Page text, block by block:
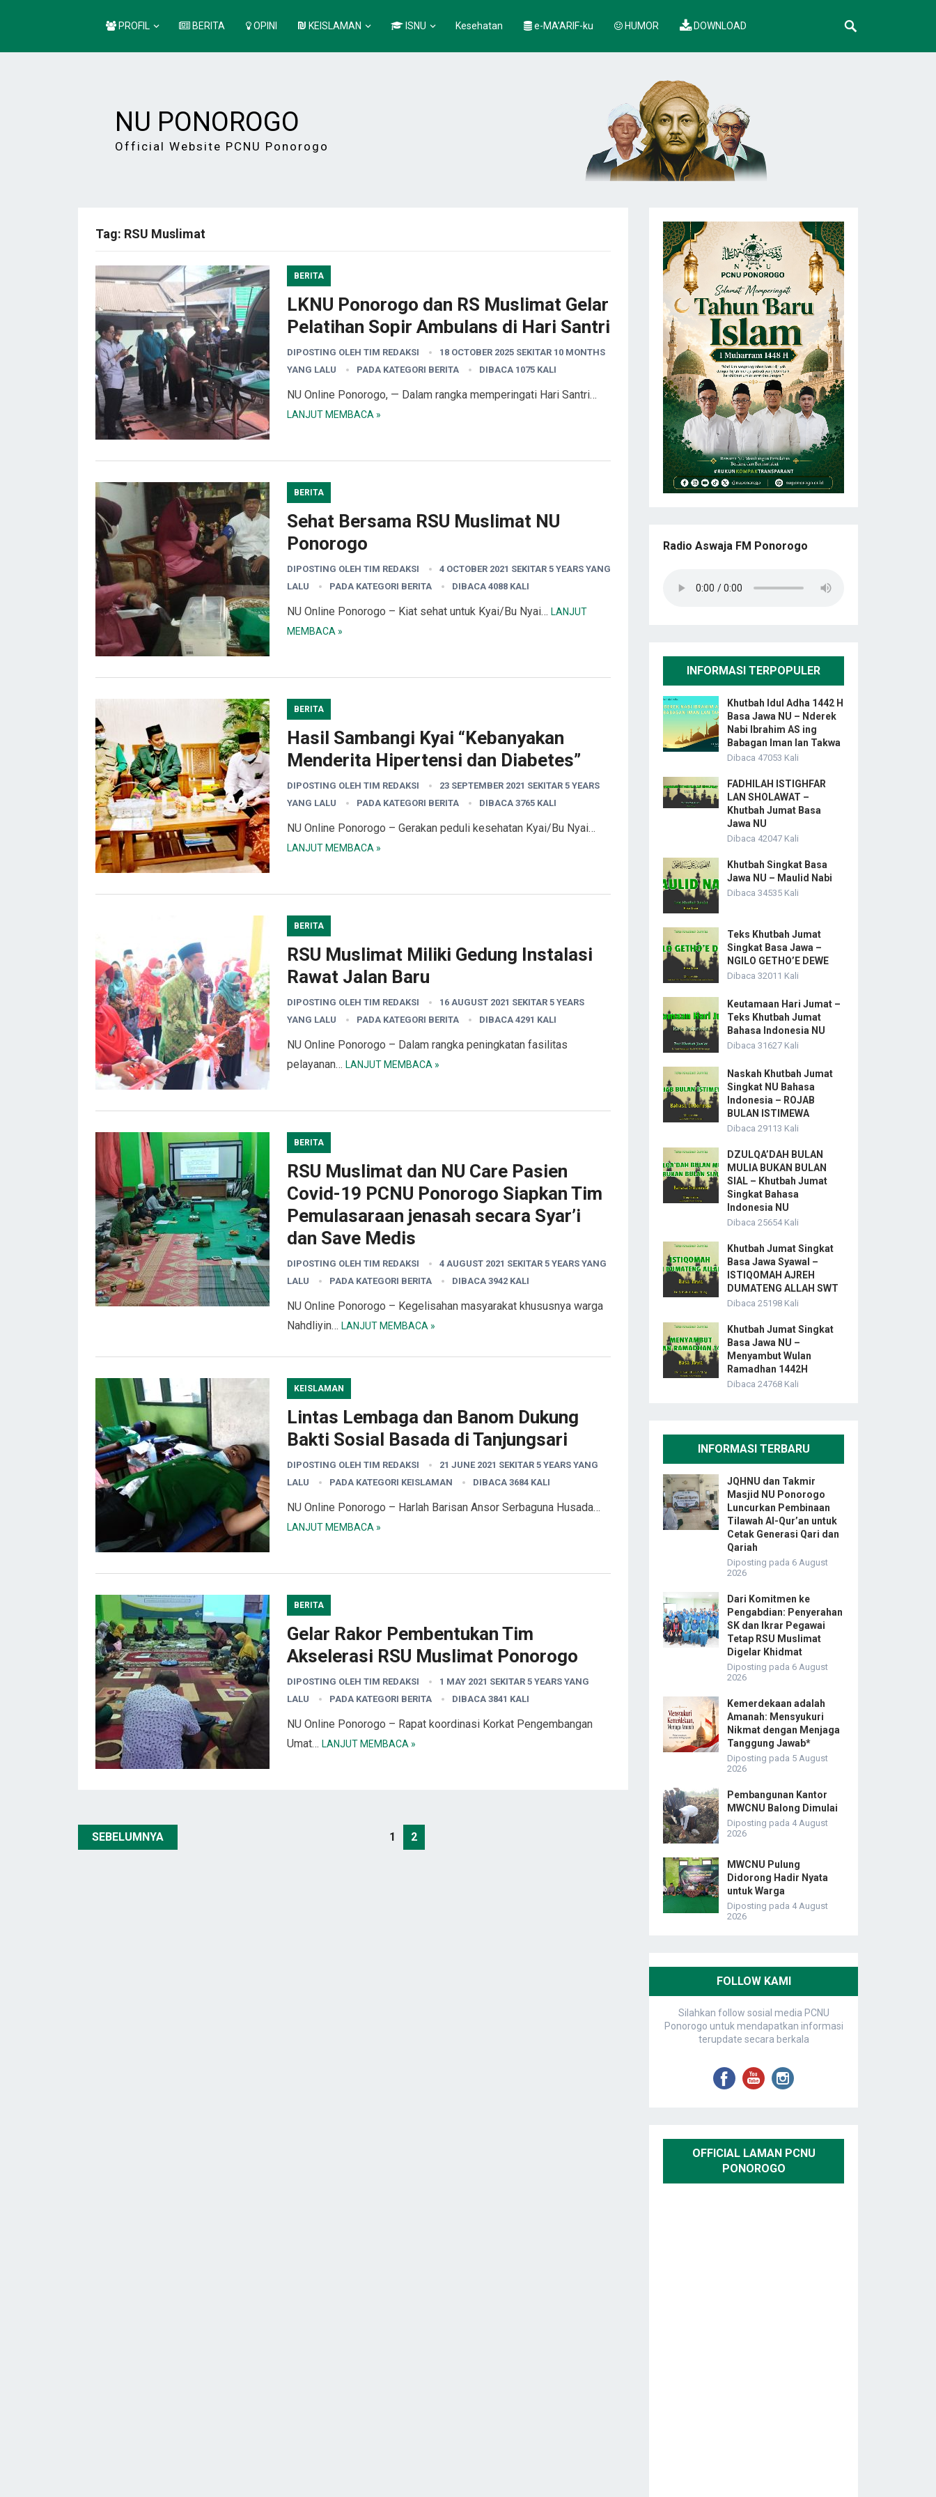
PROFIL BERITA OPINI KEISLAMAN ISNU Kesehatan e-MA’ARIF-ku HUMOR DOWNLOAD
NU PONOROGO
Official Website PCNU Ponorogo
Tag: RSU Muslimat
BERITA
LKNU Ponorogo dan RS Muslimat Gelar
Pelatihan Sopir Ambulans di Hari Santri
DIPOSTING OLEH TIM REDAKSI
18 OCTOBER 2025 SEKITAR 10 MONTHS
YANG LALU
PADA KATEGORI BERITA DIBACA 1075 KALI
NU Online Ponorogo, — Dalam rangka memperingati Hari Santri…
LANJUT MEMBACA »
BERITA
Sehat Bersama RSU Muslimat NU
Ponorogo
DIPOSTING OLEH TIM REDAKSI
4 OCTOBER 2021 SEKITAR 5 YEARS YANG
LALU
PADA KATEGORI BERITA DIBACA 4088 KALI
NU Online Ponorogo – Kiat sehat untuk Kyai/Bu Nyai… LANJUT
MEMBACA »
BERITA
Hasil Sambangi Kyai “Kebanyakan
Menderita Hipertensi dan Diabetes”
DIPOSTING OLEH TIM REDAKSI
23 SEPTEMBER 2021 SEKITAR 5 YEARS
YANG LALU
PADA KATEGORI BERITA DIBACA 3765 KALI
NU Online Ponorogo – Gerakan peduli kesehatan Kyai/Bu Nyai…
LANJUT MEMBACA »
BERITA
RSU Muslimat Miliki Gedung Instalasi
Rawat Jalan Baru
DIPOSTING OLEH TIM REDAKSI
16 AUGUST 2021 SEKITAR 5 YEARS
YANG LALU
PADA KATEGORI BERITA DIBACA 4291 KALI
NU Online Ponorogo – Dalam rangka peningkatan fasilitas
pelayanan… LANJUT MEMBACA »
BERITA
RSU Muslimat dan NU Care Pasien
Covid-19 PCNU Ponorogo Siapkan Tim
Pemulasaraan jenasah secara Syar’i
dan Save Medis
DIPOSTING OLEH TIM REDAKSI
4 AUGUST 2021 SEKITAR 5 YEARS YANG
LALU
PADA KATEGORI BERITA DIBACA 3942 KALI
NU Online Ponorogo – Kegelisahan masyarakat khususnya warga
Nahdliyin… LANJUT MEMBACA »
KEISLAMAN
Lintas Lembaga dan Banom Dukung
Bakti Sosial Basada di Tanjungsari
DIPOSTING OLEH TIM REDAKSI
21 JUNE 2021 SEKITAR 5 YEARS YANG
LALU
PADA KATEGORI KEISLAMAN DIBACA 3684 KALI
NU Online Ponorogo – Harlah Barisan Ansor Serbaguna Husada…
LANJUT MEMBACA »
BERITA
Gelar Rakor Pembentukan Tim
Akselerasi RSU Muslimat Ponorogo
DIPOSTING OLEH TIM REDAKSI
1 MAY 2021 SEKITAR 5 YEARS YANG
LALU
PADA KATEGORI BERITA DIBACA 3841 KALI
NU Online Ponorogo – Rapat koordinasi Korkat Pengembangan
Umat… LANJUT MEMBACA »
Posts
pagination
SEBELUMNYA 1 2
Radio Aswaja FM Ponorogo
INFORMASI TERPOPULER
Khutbah Idul Adha 1442 H
Basa Jawa NU – Nderek
Nabi Ibrahim AS ing
Babagan Iman lan Takwa
Dibaca 47053 Kali
FADHILAH ISTIGHFAR
LAN SHOLAWAT –
Khutbah Jumat Basa
Jawa NU
Dibaca 42047 Kali
Khutbah Singkat Basa
Jawa NU – Maulid Nabi
Dibaca 34535 Kali
Teks Khutbah Jumat
Singkat Basa Jawa –
NGILO GETHO’E DEWE
Dibaca 32011 Kali
Keutamaan Hari Jumat –
Teks Khutbah Jumat
Bahasa Indonesia NU
Dibaca 31627 Kali
Naskah Khutbah Jumat
Singkat NU Bahasa
Indonesia – ROJAB
BULAN ISTIMEWA
Dibaca 29113 Kali
DZULQA’DAH BULAN
MULIA BUKAN BULAN
SIAL – Khutbah Jumat
Singkat Bahasa
Indonesia NU
Dibaca 25654 Kali
Khutbah Jumat Singkat
Basa Jawa Syawal –
ISTIQOMAH AJREH
DUMATENG ALLAH SWT
Dibaca 25198 Kali
Khutbah Jumat Singkat
Basa Jawa NU –
Menyambut Wulan
Ramadhan 1442H
Dibaca 24768 Kali
INFORMASI TERBARU
JQHNU dan Takmir
Masjid NU Ponorogo
Luncurkan Pembinaan
Tilawah Al-Qur’an untuk
Cetak Generasi Qari dan
Qariah
Diposting pada 6 August
2026
Dari Komitmen ke
Pengabdian: Penyerahan
SK dan Ikrar Pegawai
Tetap RSU Muslimat
Digelar Khidmat
Diposting pada 6 August
2026
Kemerdekaan adalah
Amanah: Mensyukuri
Nikmat dengan Menjaga
Tanggung Jawab*
Diposting pada 5 August
2026
Pembangunan Kantor
MWCNU Balong Dimulai
Diposting pada 4 August
2026
MWCNU Pulung
Didorong Hadir Nyata
untuk Warga
Diposting pada 4 August
2026
FOLLOW KAMI
Silahkan follow sosial media PCNU
Ponorogo untuk mendapatkan informasi
terupdate secara berkala
OFFICIAL LAMAN PCNU
PONOROGO